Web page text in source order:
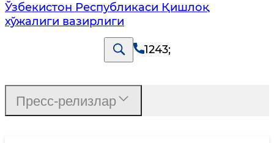
Ўзбекистон Республикаси Қишлоқ
хўжалиги вазирлиги
1243;
Пресс-релизлар